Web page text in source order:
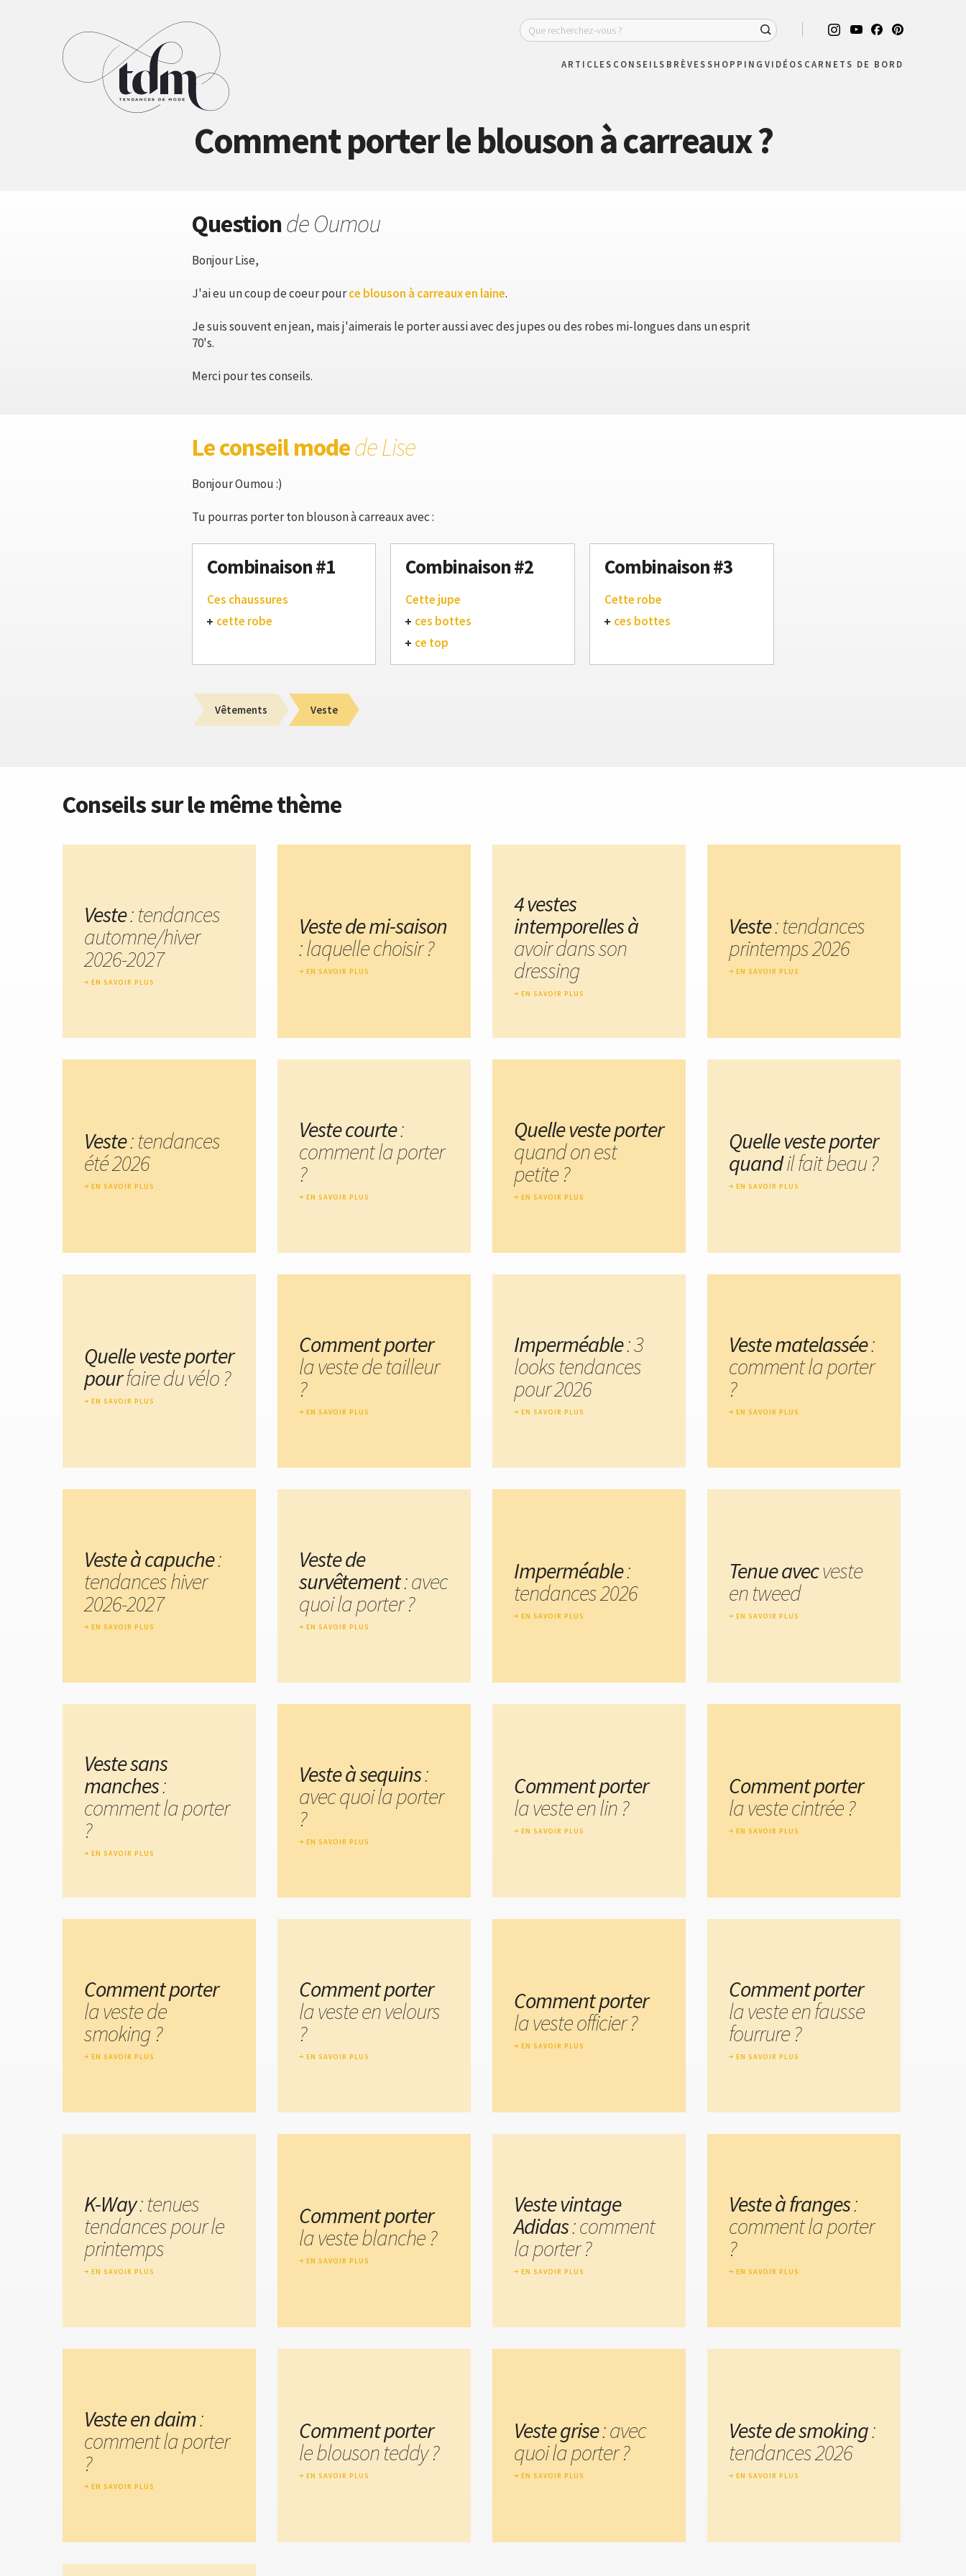
ARTICLES CONSEILS BRÈVESSHOPPING VIDÉOS CARNETS DE BORD
Comment porter le blouson à carreaux ?
Questionde Oumou
Bonjour Lise,
J'ai eu un coup de coeur pource blouson à carreaux en laine.
Je suis souvent en jean, mais j'aimerais le porter aussi avec des jupes ou des robes mi-longues dans un esprit
70's.
Merci pour tes conseils.
Le conseil modede Lise
Bonjour Oumou :)
Tu pourras porter ton blouson à carreaux avec :
Combinaison #1
Ces chaussures
cette robe
Combinaison #2
Cette jupe
ces bottes
ce top
Combinaison #3
Cette robe
ces bottes
Vêtements Veste
Conseils sur le même thème
Veste: tendances
automne/hiver
2026-2027
EN SAVOIR PLUS
Veste de mi-saison
: laquelle choisir ?
EN SAVOIR PLUS
4 vestes
intemporelles à
avoir dans son
dressing
EN SAVOIR PLUS
Veste: tendances
printemps 2026
EN SAVOIR PLUS
Veste: tendances
été 2026
EN SAVOIR PLUS
Veste courte:
comment la porter
?
EN SAVOIR PLUS
Quelle veste porter
quand on est
petite ?
EN SAVOIR PLUS
Quelle veste porter
quandil fait beau ?
EN SAVOIR PLUS
Quelle veste porter
pourfaire du vélo ?
EN SAVOIR PLUS
Comment porter
la veste de tailleur
?
EN SAVOIR PLUS
Imperméable: 3
looks tendances
pour 2026
EN SAVOIR PLUS
Veste matelassée:
comment la porter
?
EN SAVOIR PLUS
Veste à capuche:
tendances hiver
2026-2027
EN SAVOIR PLUS
Veste de
survêtement: avec
quoi la porter ?
EN SAVOIR PLUS
Imperméable:
tendances 2026
EN SAVOIR PLUS
Tenue avecveste
en tweed
EN SAVOIR PLUS
Veste sans
manches:
comment la porter
?
EN SAVOIR PLUS
Veste à sequins:
avec quoi la porter
?
EN SAVOIR PLUS
Comment porter
la veste en lin ?
EN SAVOIR PLUS
Comment porter
la veste cintrée ?
EN SAVOIR PLUS
Comment porter
la veste de
smoking ?
EN SAVOIR PLUS
Comment porter
la veste en velours
?
EN SAVOIR PLUS
Comment porter
la veste officier ?
EN SAVOIR PLUS
Comment porter
la veste en fausse
fourrure ?
EN SAVOIR PLUS
K-Way: tenues
tendances pour le
printemps
EN SAVOIR PLUS
Comment porter
la veste blanche ?
EN SAVOIR PLUS
Veste vintage
Adidas: comment
la porter ?
EN SAVOIR PLUS
Veste à franges:
comment la porter
?
EN SAVOIR PLUS
Veste en daim:
comment la porter
?
EN SAVOIR PLUS
Comment porter
le blouson teddy ?
EN SAVOIR PLUS
Veste grise: avec
quoi la porter ?
EN SAVOIR PLUS
Veste de smoking:
tendances 2026
EN SAVOIR PLUS